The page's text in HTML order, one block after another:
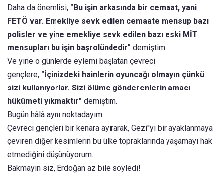
Daha da önemlisi, "Bu işin arkasında bir cemaat, yani
FETÖ var. Emekliye sevk edilen cemaate mensup bazı
polisler ve yine emekliye sevk edilen bazı eski MİT
mensupları bu işin başrolündedir" demiştim.
Ve yine o günlerde eylemi başlatan çevreci
gençlere, "İçinizdeki hainlerin oyuncağı olmayın çünkü
sizi kullanıyorlar. Sizi ölüme gönderenlerin amacı
hükûmeti yıkmaktır" demiştim.
Bugün hâlâ aynı noktadayım.
Çevreci gençleri bir kenara ayırarak, Gezi''yi bir ayaklanmaya
çeviren diğer kesimlerin bu ülke topraklarında yaşamayı hak
etmediğini düşünüyorum.
Bakmayın siz, Erdoğan az bile söyledi!